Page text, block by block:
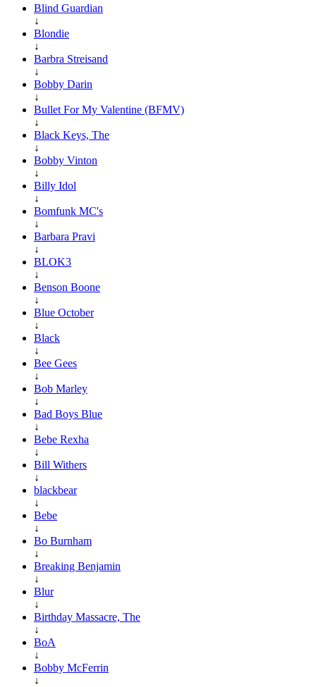
Blind Guardian
↓
Blondie
↓
Barbra Streisand
↓
Bobby Darin
↓
Bullet For My Valentine (BFMV)
↓
Black Keys, The
↓
Bobby Vinton
↓
Billy Idol
↓
Bomfunk MC's
↓
Barbara Pravi
↓
BLOK3
↓
Benson Boone
↓
Blue October
↓
Black
↓
Bee Gees
↓
Bob Marley
↓
Bad Boys Blue
↓
Bebe Rexha
↓
Bill Withers
↓
blackbear
↓
Bebe
↓
Bo Burnham
↓
Breaking Benjamin
↓
Blur
↓
Birthday Massacre, The
↓
BoA
↓
Bobby McFerrin
↓